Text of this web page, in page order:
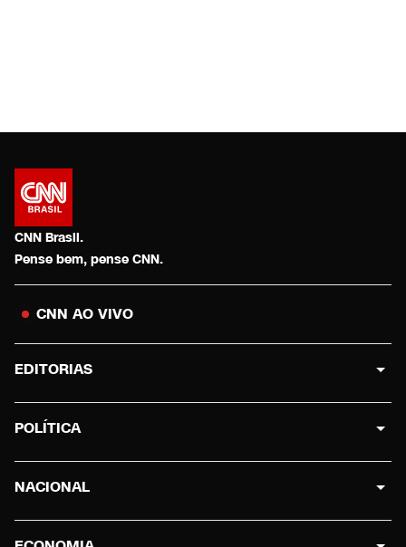
CNN Brasil.
Pense bem, pense CNN.
CNN AO VIVO
EDITORIAS
POLÍTICA
NACIONAL